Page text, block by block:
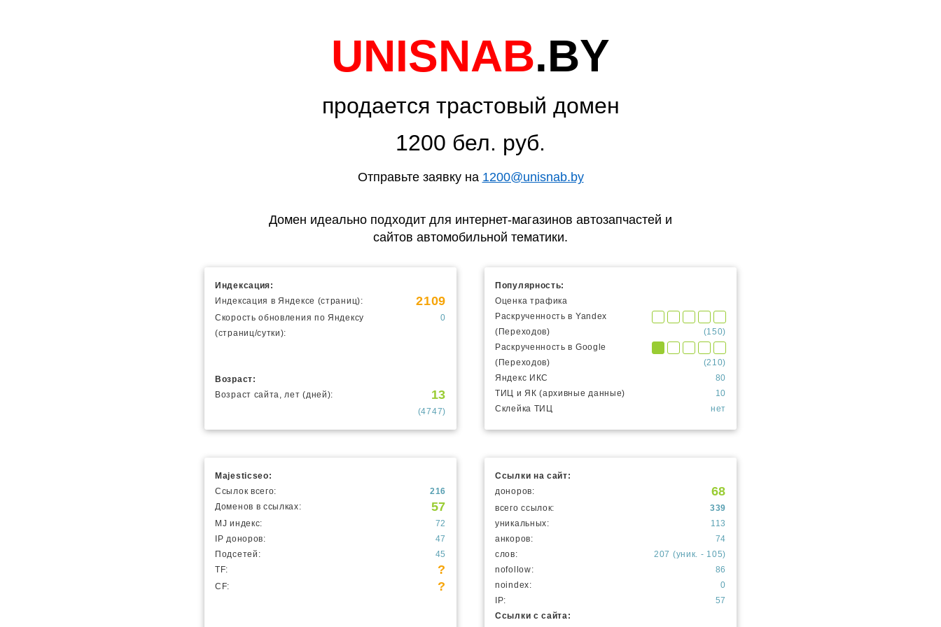
UNISNAB.BY
продается трастовый домен
1200 бел. руб.
Отправьте заявку на 1200@unisnab.by
Домен идеально подходит для интернет-магазинов автозапчастей и
сайтов автомобильной тематики.
Индексация:
Индексация в Яндексе (страниц):
2109
Скорость обновления по Яндексу
(страниц/сутки):
0
Возраст:
Возраст сайта, лет (дней):
13
(4747)
Популярность:
Оценка трафика
Раскрученность в Yandex
(Переходов)
(150)
Раскрученность в Google
(Переходов)
(210)
Яндекс ИКС
80
ТИЦ и ЯК (архивные данные)
10
Склейка ТИЦ
нет
Majesticseo:
Ссылок всего:
216
Доменов в ссылках:
57
MJ индекс:
72
IP доноров:
47
Подсетей:
45
TF:
?
CF: ?
Ссылки на сайт:
доноров:
68
всего ссылок:
339
уникальных:
113
анкоров:
74
слов:
207 (уник. - 105)
nofollow:
86
noindex:
0
IP:
57
Ссылки с сайта: